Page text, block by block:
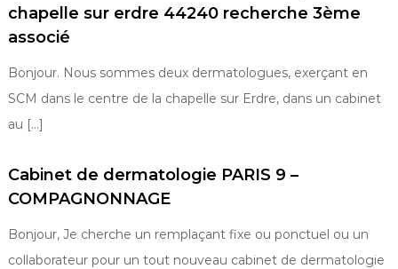
chapelle sur erdre 44240 recherche 3ème
associé
Bonjour. Nous sommes deux dermatologues, exerçant en
SCM dans le centre de la chapelle sur Erdre, dans un cabinet
au […]
Cabinet de dermatologie PARIS 9 –
COMPAGNONNAGE
Bonjour, Je cherche un remplaçant fixe ou ponctuel ou un
collaborateur pour un tout nouveau cabinet de dermatologie